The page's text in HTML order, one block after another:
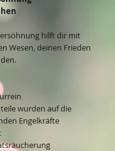
hilft dir mit
Wesen, deinen Frieden
wurden auf die
Engelkräfte